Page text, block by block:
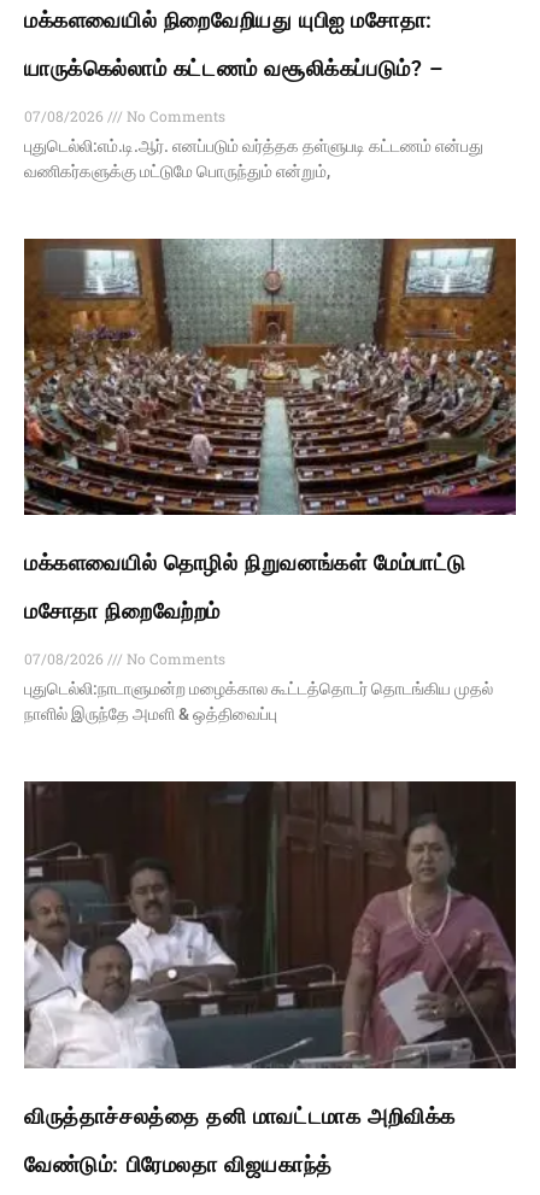
மக்களவையில் நிறைவேறியது யுபிஐ மசோதா:
யாருக்கெல்லாம் கட்டணம் வசூலிக்கப்படும்? –
07/08/2026
No Comments
புதுடெல்லி:எம்.டி.ஆர். எனப்படும் வர்த்தக தள்ளுபடி கட்டணம் என்பது
வணிகர்களுக்கு மட்டுமே பொருந்தும் என்றும்,
மக்களவையில் தொழில் நிறுவனங்கள் மேம்பாட்டு
மசோதா நிறைவேற்றம்
07/08/2026
No Comments
புதுடெல்லி:நாடாளுமன்ற மழைக்கால கூட்டத்தொடர் தொடங்கிய முதல்
நாளில் இருந்தே அமளி & ஒத்திவைப்பு
விருத்தாச்சலத்தை தனி மாவட்டமாக அறிவிக்க
வேண்டும்: பிரேமலதா விஜயகாந்த்